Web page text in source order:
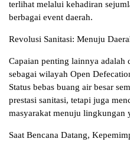
terlihat melalui kehadiran
berbagai event daerah.
Revolusi Sanitasi: Menuju
Capaian penting lainnya adalah
sebagai wilayah Open
Status bebas buang air besar
prestasi sanitasi, tetapi juga
masyarakat menuju lingkungan
Saat Bencana Datang,